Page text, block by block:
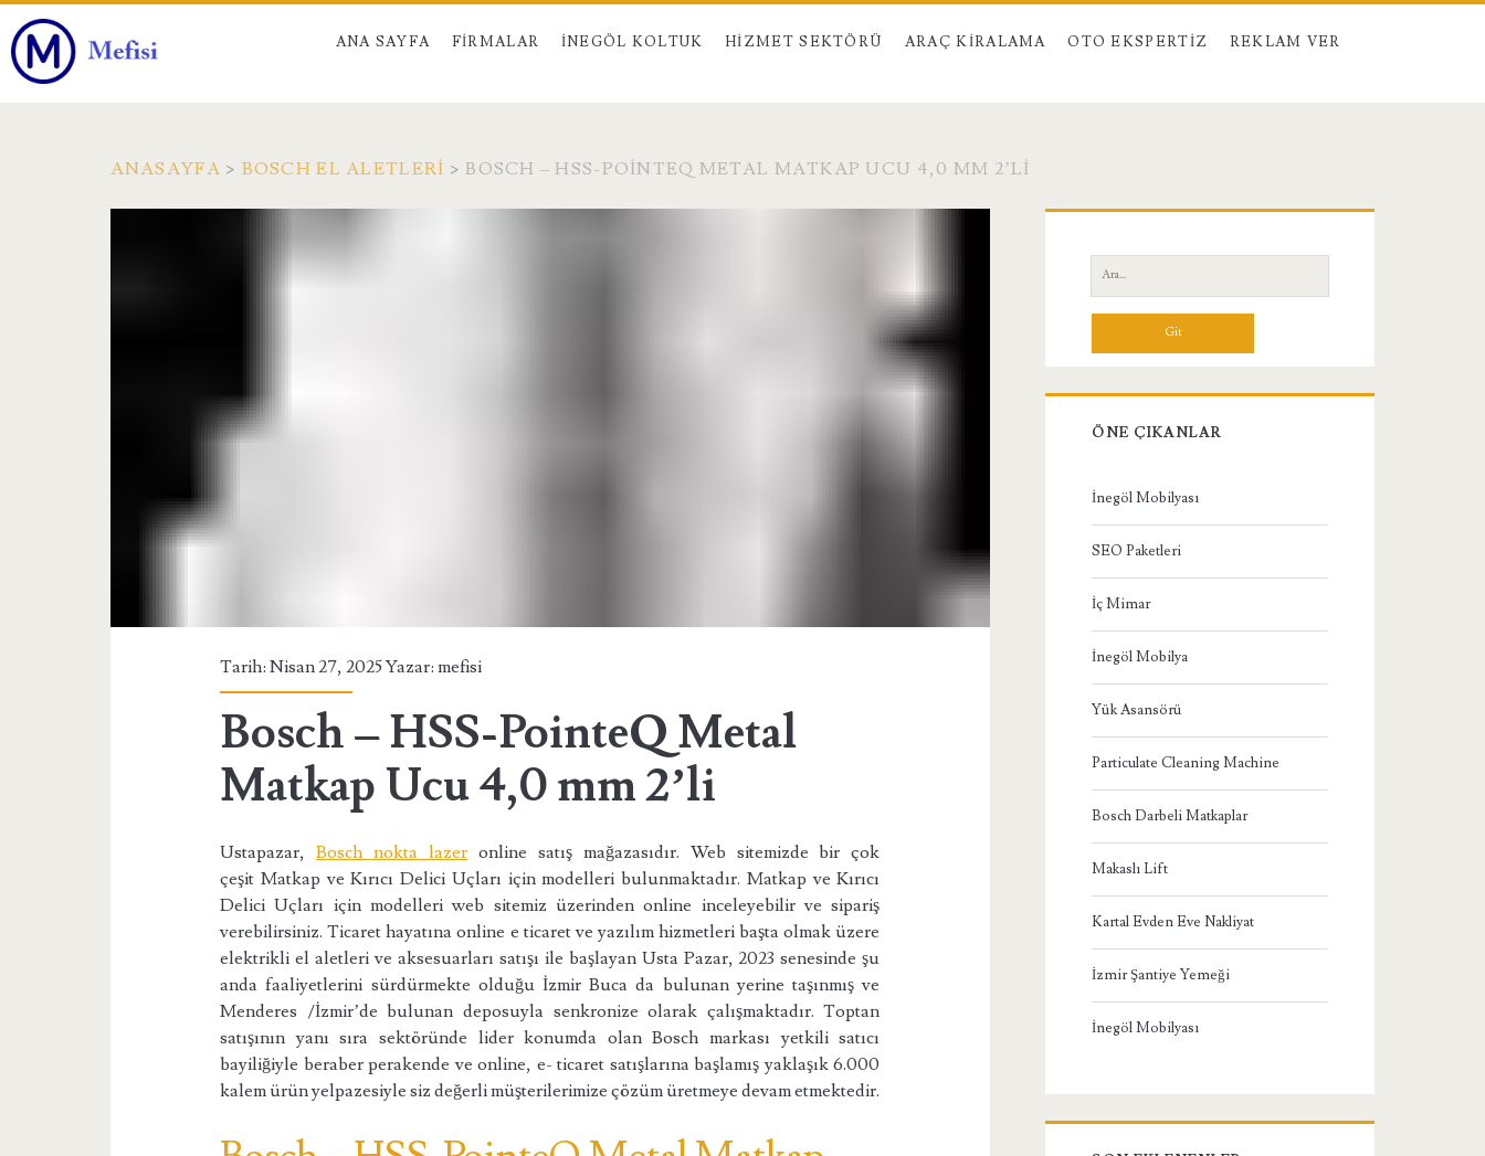
ANA SAYFA FIRMALAR İNEGÖL KOLTUK HIZMET SEKTÖRÜ ARAÇ KIRALAMA OTO EKSPERTIZ REKLAM VER
ANASAYFA > BOSCH EL ALETLERI >BOSCH – HSS-POINTEQ METAL MATKAP UCU 4,0 MM 2’LI
Tarih: Nisan 27, 2025 Yazar:mefisi
Bosch – HSS-PointeQ Metal
Matkap Ucu 4,0 mm 2’li
Ustapazar,Bosch nokta lazeronline satış mağazasıdır. Web sitemizde bir çok
çeşit Matkap ve Kırıcı Delici Uçları için modelleri bulunmaktadır. Matkap ve Kırıcı
Delici Uçları için modelleri web sitemiz üzerinden online inceleyebilir ve sipariş
verebilirsiniz. Ticaret hayatına online e ticaret ve yazılım hizmetleri başta olmak üzere
elektrikli el aletleri ve aksesuarları satışı ile başlayan Usta Pazar, 2023 senesinde şu
anda faaliyetlerini sürdürmekte olduğu İzmir Buca da bulunan yerine taşınmış ve
Menderes /İzmir’de bulunan deposuyla senkronize olarak çalışmaktadır. Toptan
satışının yanı sıra sektöründe lider konumda olan Bosch markası yetkili satıcı
bayiliğiyle beraber perakende ve online, e- ticaret satışlarına başlamış yaklaşık 6.000
kalem ürün yelpazesiyle siz değerli müşterilerimize çözüm üretmeye devam etmektedir.
Yan
Menü
Ara:
ÖNE ÇIKANLAR
İnegöl Mobilyası
SEO Paketleri
İç Mimar
İnegöl Mobilya
Yük Asansörü
Particulate Cleaning Machine
Bosch Darbeli Matkaplar
Makaslı Lift
Kartal Evden Eve Nakliyat
İzmir Şantiye Yemeği
İnegöl Mobilyası